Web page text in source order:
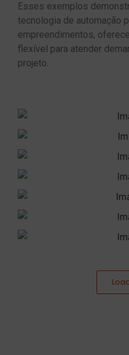
Esses exemplos
tecnologia de automação
empreendimentos,
flexível para atender
projeto.